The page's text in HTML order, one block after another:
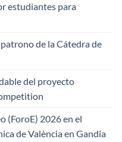
estudiantes para
de la Cátedra de
del proyecto
(ForoE) 2026 en el
de València en Gandia